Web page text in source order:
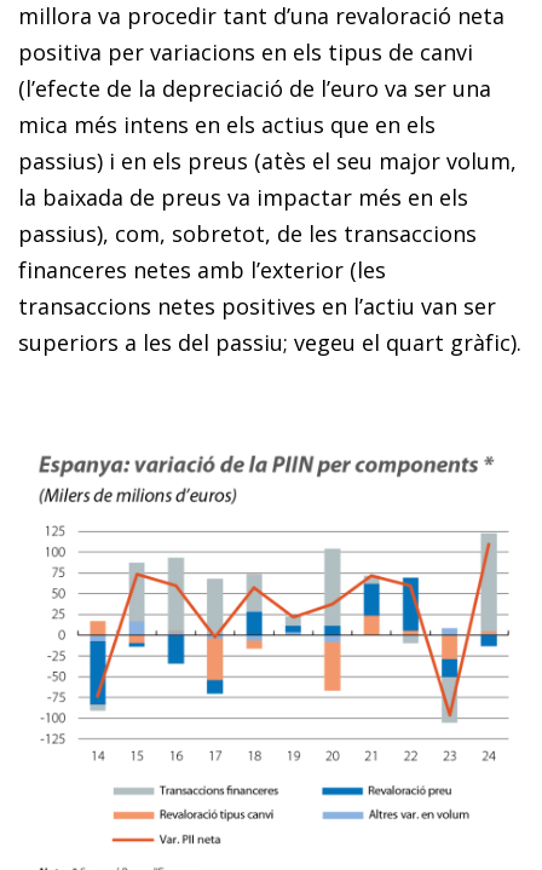
millora va procedir tant d’una revaloració neta
positiva per variacions en els tipus de canvi
(l’efecte de la depreciació de l’euro va ser una
mica més intens en els actius que en els
passius) i en els preus (atès el seu major volum,
la baixada de preus va impactar més en els
passius), com, sobretot, de les transaccions
financeres netes amb l’exterior (les
transaccions netes positives en l’actiu van ser
superiors a les del passiu; vegeu el quart gràfic).